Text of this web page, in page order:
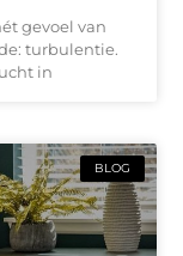
gevoel van
turbulentie.
in
BLOG